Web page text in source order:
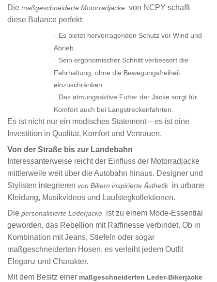
Die maßgeschneiderte Motorradjacke von NCPY schafft
diese Balance perfekt:
· Es bietet hervorragenden Schutz vor Wind und
Abrieb.
· Sein ergonomischer Schnitt verbessert die
Fahrhaltung, ohne die Bewegungsfreiheit
einzuschränken.
· Das atmungsaktive Futter der Jacke sorgt für
Komfort auch bei Langstreckenfahrten.
Es ist nicht nur ein modisches Statement – ​​es ist eine
Investition in Qualität, Komfort und Vertrauen.
Von der Straße bis zur Landebahn
Interessanterweise reicht der Einfluss der Motorradjacke
mittlerweile weit über die Autobahn hinaus. Designer und
Stylisten integrieren von Bikern inspirierte Ästhetik in urbane
Kleidung, Musikvideos und Laufstegkollektionen.
Die personalisierte Lederjacke ist zu einem Mode-Essential
geworden, das Rebellion mit Raffinesse verbindet. Ob in
Kombination mit Jeans, Stiefeln oder sogar
maßgeschneiderten Hosen, es verleiht jedem Outfit
Eleganz und Charakter.
Mit dem Besitz einer maßgeschneiderten Leder-Bikerjacke